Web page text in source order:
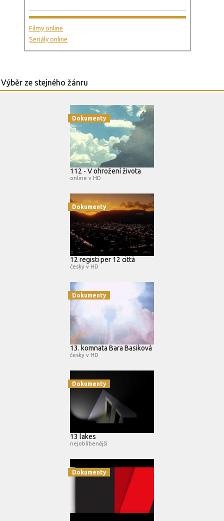
Filmy online
Seriály online
Dokumenty
112 - V ohrožení života
online v HD
Dokumenty
12 registi per 12 città
česky v HD
Dokumenty
13. komnata Bara Basiková
česky v HD
Dokumenty
13 lakes
nejoblíbenější
Dokumenty